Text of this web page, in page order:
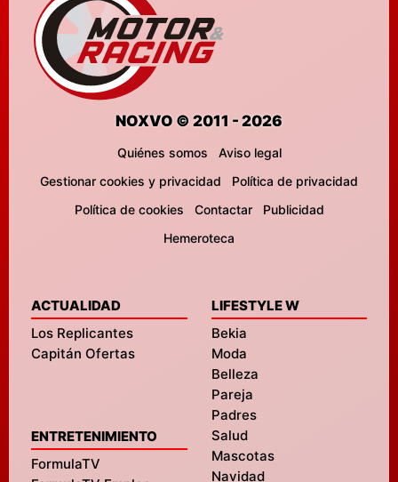
NOXVO © 2011 - 2026
Quiénes somos
Aviso legal
Gestionar cookies y privacidad
Política de privacidad
Política de cookies
Contactar
Publicidad
Hemeroteca
ACTUALIDAD
Los Replicantes
Capitán Ofertas
ENTRETENIMIENTO
FormulaTV
LIFESTYLE W
Bekia
Moda
Belleza
Pareja
Padres
Salud
Mascotas
Navidad